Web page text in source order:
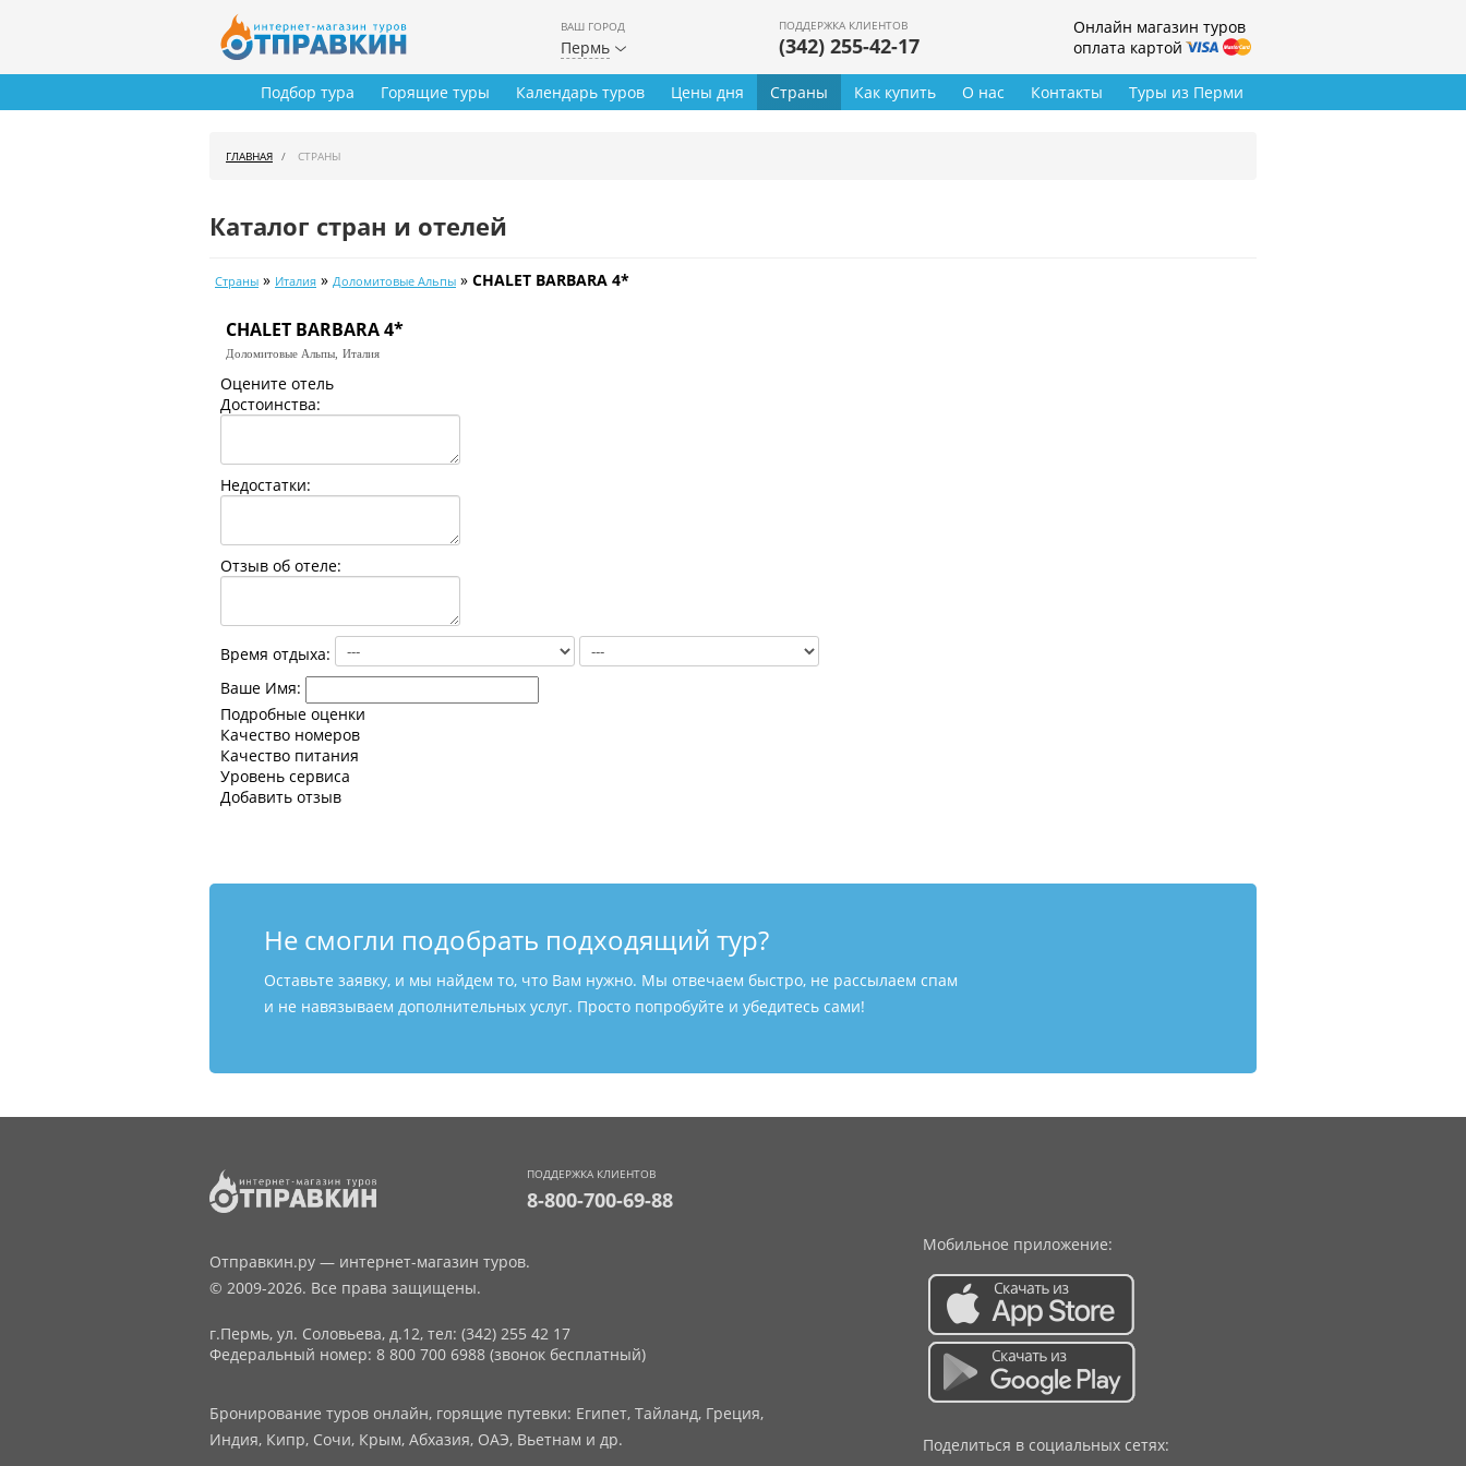
ВАШ ГОРОД
Пермь
ПОДДЕРЖКА КЛИЕНТОВ
(342) 255-42-17
Онлайн магазин туров
оплата картой
Туры из Перми
Подбор тура Горящие туры Календарь туров Цены дня Страны Как купить О нас Контакты
ГЛАВНАЯ СТРАНЫ
Каталог стран и отелей
Страны » Италия » Доломитовые Альпы » CHALET BARBARA 4*
CHALET BARBARA 4*
Доломитовые Альпы, Италия
Оцените отель
Достоинства:
Недостатки:
Отзыв об отеле:
Время отдыха:
Ваше Имя:
Подробные оценки
Качество номеров
Качество питания
Уровень сервиса
Добавить отзыв
Не смогли подобрать подходящий тур?
Оставьте заявку, и мы найдем то, что Вам нужно. Мы отвечаем быстро, не рассылаем спам
и не навязываем дополнительных услуг. Просто попробуйте и убедитесь сами!
ПОДДЕРЖКА КЛИЕНТОВ
8-800-700-69-88
Отправкин.ру — интернет-магазин туров.
© 2009-2026. Все права защищены.
г.Пермь, ул. Соловьева, д.12, тел: (342) 255 42 17
Федеральный номер: 8 800 700 6988 (звонок бесплатный)
Бронирование туров онлайн, горящие путевки: Египет, Тайланд, Греция,
Индия, Кипр, Сочи, Крым, Абхазия, ОАЭ, Вьетнам и др.
Мобильное приложение:
Поделиться в социальных сетях: